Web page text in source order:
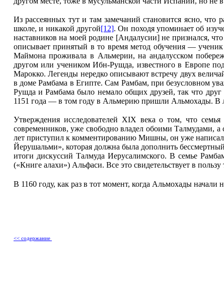
Из рассеянных тут и там замечаний становится ясно,
школе, и никакой другой[12]. Он походя упоминает об
наставников на моей родине [Андалусии] не признался,
описывает принятый в то время метод обучения — ученик
Маймона проживала в Альмерии, на андалусском
другом или учеником Ибн-Рушда, известного в Европе
Марокко. Легенды нередко описывают встречу двух
в доме Рамбама в Египте. Сам Рамбам, при безусловном
Рушда и Рамбама было немало общих друзей, так что
1151 года — в том году в Альмерию пришли Альмохады. В
Утверждения исследователей XIX века о том, что
современников, уже свободно владел обоими Талмудами,
лет приступил к комментированию Мишны, он уже
Йерушальми», которая должна была дополнить
итоги дискуссий Талмуда Иеру­салимского. В семье
(«Книге алахи») Альфаси. Все это свидетельствует в
В 1160 году, как раз в тот момент, когда Альмохады
<< содержание